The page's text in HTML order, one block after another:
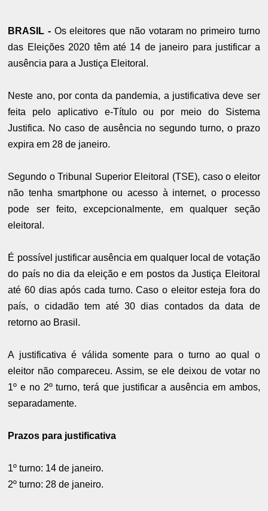
BRASIL - Os eleitores que não votaram no primeiro turno
das Eleições 2020 têm até 14 de janeiro para justificar a
ausência para a Justiça Eleitoral.
Neste ano, por conta da pandemia, a justificativa deve ser
feita pelo aplicativo e-Título ou por meio do Sistema
Justifica. No caso de ausência no segundo turno, o prazo
expira em 28 de janeiro.
Segundo o Tribunal Superior Eleitoral (TSE), caso o eleitor
não tenha smartphone ou acesso à internet, o processo
pode ser feito, excepcionalmente, em qualquer seção
eleitoral.
É possível justificar ausência em qualquer local de votação
do país no dia da eleição e em postos da Justiça Eleitoral
até 60 dias após cada turno. Caso o eleitor esteja fora do
país, o cidadão tem até 30 dias contados da data de
retorno ao Brasil.
A justificativa é válida somente para o turno ao qual o
eleitor não compareceu. Assim, se ele deixou de votar no
1º e no 2º turno, terá que justificar a ausência em ambos,
separadamente.
Prazos para justificativa
1º turno: 14 de janeiro.
2º turno: 28 de janeiro.